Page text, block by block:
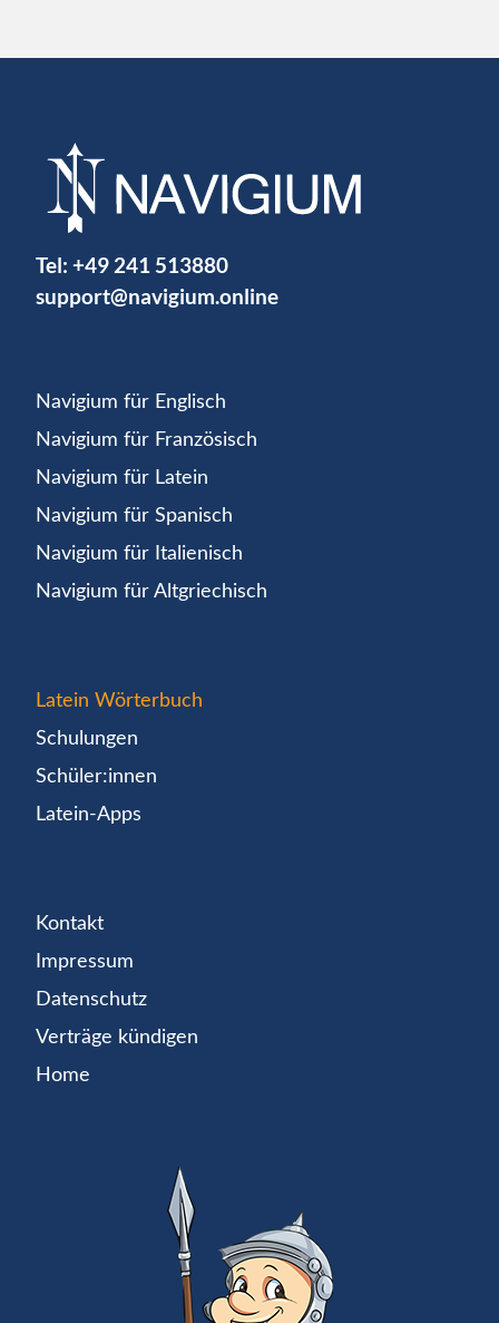
Tel: +49 241 513880
support@navigium.online
Navigium für Englisch
Navigium für Französisch
Navigium für Latein
Navigium für Spanisch
Navigium für Italienisch
Navigium für Altgriechisch
Latein Wörterbuch
Schulungen
Schüler:innen
Latein-Apps
Kontakt
Impressum
Datenschutz
Verträge kündigen
Home